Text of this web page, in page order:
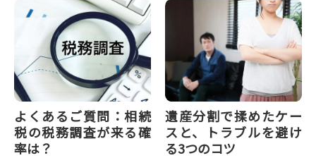
税シミュレーションです。将
来の相続を見据えて、財産の
評価や税額の...
い？」「税金はどれくらいか
かるの？」「遺言書がある場
合とない場合...
よくあるご質問：相続
税の税務調査が来る確
率は？
遺産分割で揉めたケー
スと、トラブルを避け
る3つのコツ